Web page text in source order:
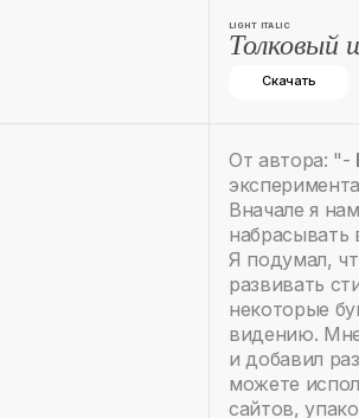
LIGHT ITALIC
Толковый
Скачать
От автора: "-
Вначале я
набрасывать
Я подумал,
развивать
некоторые
видению.
и добавил
можете
сайтов,